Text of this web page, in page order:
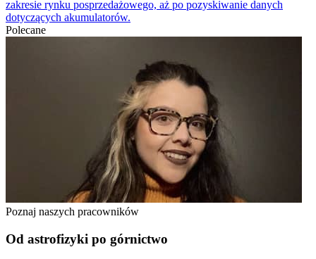
zakresie rynku posprzedażowego, aż po pozyskiwanie danych
dotyczących akumulatorów.
Polecane
Poznaj naszych pracowników
Od astrofizyki po górnictwo